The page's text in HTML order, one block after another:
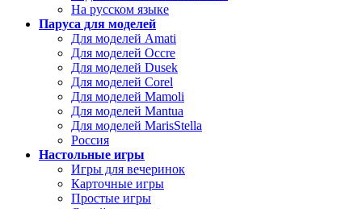
На русском языке
Паруса для моделей
Для моделей Amati
Для моделей Occre
Для моделей Dusek
Для моделей Corel
Для моделей Mamoli
Для моделей Mantua
Для моделей MarisStella
Россия
Настольные игры
Игры для вечеринок
Карточные игры
Простые игры